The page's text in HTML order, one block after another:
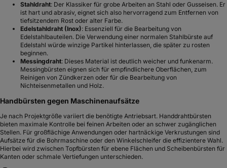
Stahldraht: Der Klassiker für grobe Arbeiten an Stahl oder Gusseisen. Er
ist hart und abrasiv, eignet sich also hervorragend zum Entfernen von
tiefsitzendem Rost oder alter Farbe.
Edelstahldraht (Inox): Essenziell für die Bearbeitung von
Edelstahlbauteilen. Die Verwendung einer normalen Stahlbürste auf
Edelstahl würde winzige Partikel hinterlassen, die später zu rosten
beginnen.
Messingdraht: Dieses Material ist deutlich weicher und funkenarm.
Messingbürsten eignen sich für empfindlichere Oberflächen, zum
Reinigen von Zündkerzen oder für die Bearbeitung von
Nichteisenmetallen und Holz.
Handbürsten gegen Maschinenaufsätze
Je nach Projektgröße variiert die benötigte Antriebsart. Handdrahtbürsten
bieten maximale Kontrolle bei feinen Arbeiten oder an schwer zugänglichen
Stellen. Für großflächige Anwendungen oder hartnäckige Verkrustungen sind
Aufsätze für die Bohrmaschine oder den Winkelschleifer die effizientere Wahl.
Hierbei wird zwischen Topfbürsten für ebene Flächen und Scheibenbürsten für
Kanten oder schmale Vertiefungen unterschieden.